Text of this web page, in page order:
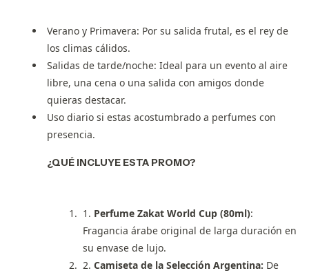
Verano y Primavera: Por su salida frutal, es el rey de
los climas cálidos.
Salidas de tarde/noche: Ideal para un evento al aire
libre, una cena o una salida con amigos donde
quieras destacar.
Uso diario si estas acostumbrado a perfumes con
presencia.
¿QUÉ INCLUYE ESTA PROMO?
1. Perfume Zakat World Cup (80ml):
Fragancia árabe original de larga duración en
su envase de lujo.
2. Camiseta de la Selección Argentina: De